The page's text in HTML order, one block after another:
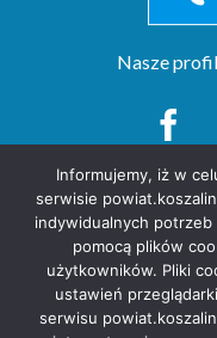
Nasze
Copyright(c) by Starostwo
Informujemy, iż w
serwisie
indywidualnych potrzeb
pomocą plików
użytkowników. Pliki
ustawień
serwisu